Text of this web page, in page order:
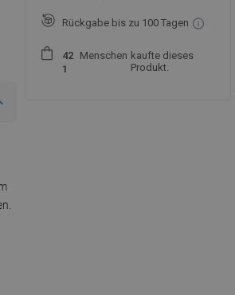
Rückgabe bis zu 100 Tagen
42
1
Menschen kaufte dieses
Produkt.